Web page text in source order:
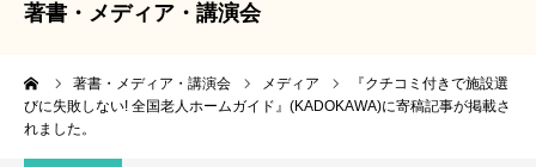
著書・メディア・講演会
著書・メディア・講演会 メディア
『クチコミ付きで施設選
びに失敗しない! 全国老人ホームガイド』(KADOKAWA)に寄稿記事が掲載さ
れました。